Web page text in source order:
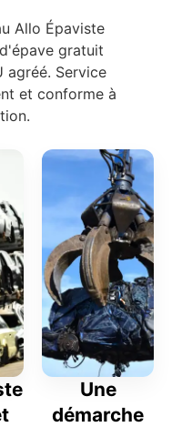
Allo Épaviste
gratuit
agréé. Service
et conforme à
Une
démarche